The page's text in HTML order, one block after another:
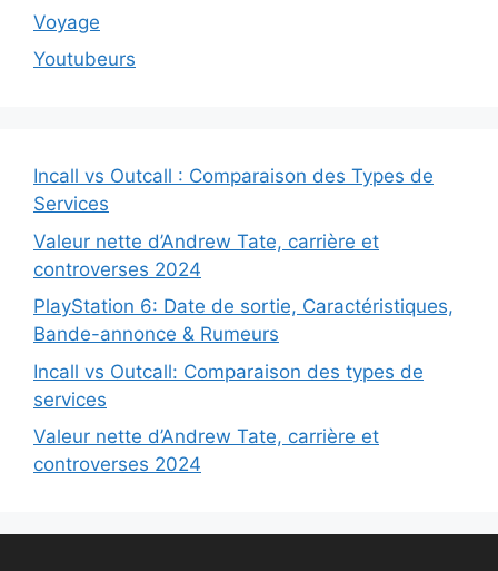
Voyage
Youtubeurs
Incall vs Outcall : Comparaison des Types de
Services
Valeur nette d’Andrew Tate, carrière et
controverses 2024
PlayStation 6: Date de sortie, Caractéristiques,
Bande-annonce & Rumeurs
Incall vs Outcall: Comparaison des types de
services
Valeur nette d’Andrew Tate, carrière et
controverses 2024